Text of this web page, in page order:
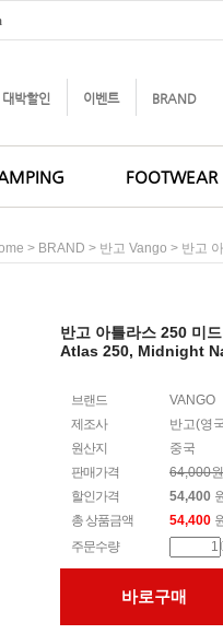
대박할인 이벤트 BRAND
FOOTWEAR
> BRAND > 반고 Vango > 반고
반고 아틀라스 250 미
Atlas 250, Midnight
브랜드
VANGO
제조사
반고(영
원산지
중국
판매가격
64,000원
할인가격
54,400
총 상품금액
54,400
주문수량
바로구매